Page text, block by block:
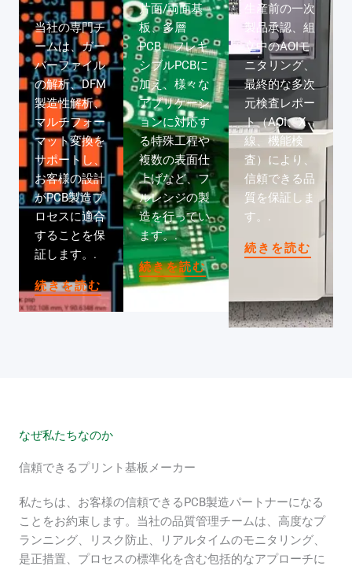
当社の専門チ
ームは、ガー
バーファイル
の解析、DFM
製造性解析、
マルチフォー
マット変換を
サポートし、
お客様の設計
がPCB製造プ
ロセスに適合
することを保
証します。.
続きを読む
片面/両面基
板、多層
PCB、フレキ
シブルPCBに
加え、様々な
アプリケーシ
ョンに対応す
る特殊工程や
複数の表面仕
上げなど、フ
ルレンジの製
造を行ってい
ます。.
続きを読む
生産前の一次
製品承認、組
立中のAOIモ
ニタリング、
最終的な多次
元検査レポー
ト（AOI、X
線、機能検
査）により、
信頼できる品
質を保証しま
す。.
続きを読む
なぜ私たちなのか
信頼できるプリント基板メーカー
私たちは、お客様の信頼できるPCB製造パートナーになる
ことをお約束します。当社の品質管理チームは、高度なプ
ランニング、リスク防止、リアルタイムのモニタリング、
是正措置、プロセスの標準化を含む包括的なアプローチに